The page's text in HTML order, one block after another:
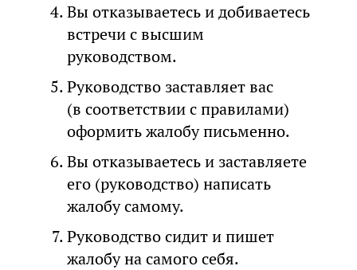
Вы отказываетесь и добиваетесь
встречи с высшим
руководством.
Руководство заставляет вас
(в соответствии с правилами)
оформить жалобу письменно.
Вы отказываетесь и заставляете
его (руководство) написать
жалобу самому.
Руководство сидит и пишет
жалобу на самого себя.